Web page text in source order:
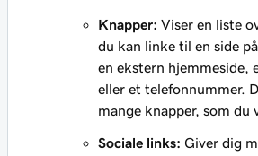
Knapper: Viser en liste
du kan linke til en side
en ekstern hjemmeside,
eller et telefonnummer.
mange knapper, som du
Sociale links: Giver dig